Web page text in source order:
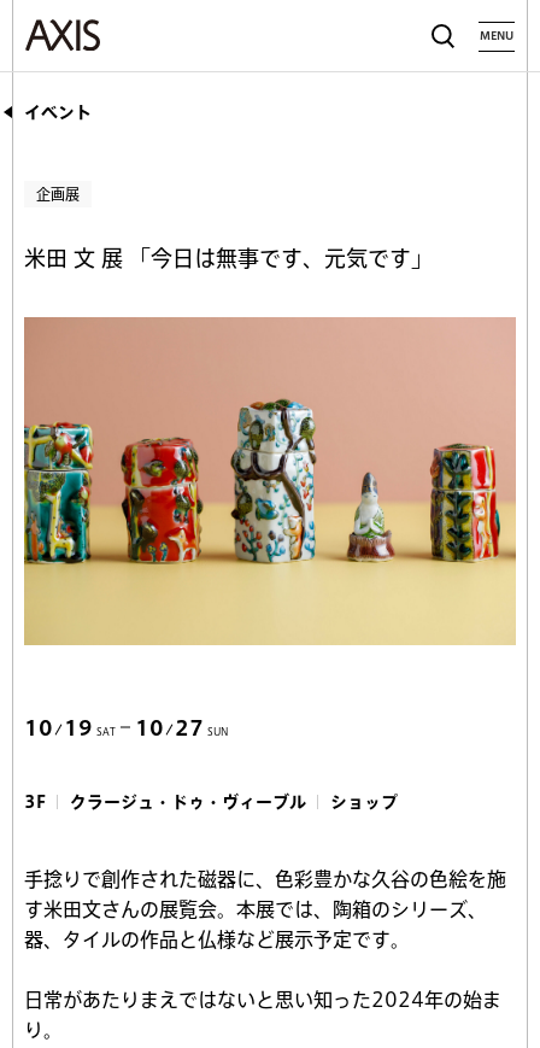
MENU
イベント
企画展
米田 文 展 「今日は無事です、元気です」
10 19 SAT 10 27 SUN
3F クラージュ・ドゥ・ヴィーブル ショップ
手捻りで創作された磁器に、色彩豊かな久谷の色絵を施
す米田文さんの展覧会。本展では、陶箱のシリーズ、
器、タイルの作品と仏様など展示予定です。
日常があたりまえではないと思い知った2024年の始ま
り。